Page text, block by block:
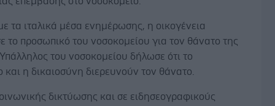
τα ιταλικά μέσα ενημέρωσης, η οικογένεια
το προσωπικό του νοσοκομείου για τον θάνατο της
του νοσοκομείου δήλωσε ότι το
και η δικαιοσύνη διερευνούν τον θάνατο.
δικτύωσης και σε ειδησεογραφικούς